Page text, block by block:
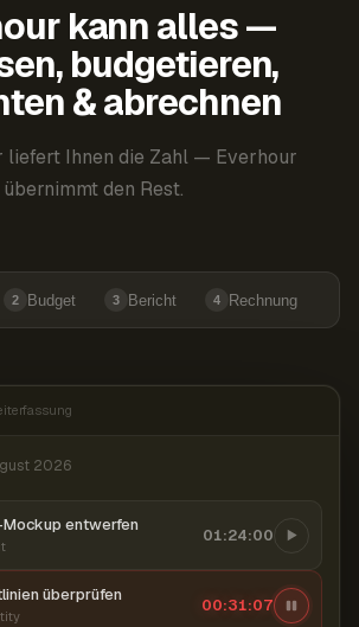
kann alles —
budgetieren,
& abrechnen
liefert Ihnen die Zahl — Everhour
übernimmt den Rest.
2 Budget 3 Bericht 4 Rechnung
2026
entwerfen 01:24:00
überprüfen 00:31:08